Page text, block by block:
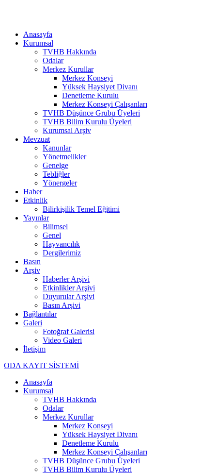
Anasayfa
Kurumsal
TVHB Hakkında
Odalar
Merkez Kurullar
Merkez Konseyi
Yüksek Haysiyet Divanı
Denetleme Kurulu
Merkez Konseyi Çalışanları
TVHB Düşünce Grubu Üyeleri
TVHB Bilim Kurulu Üyeleri
Kurumsal Arşiv
Mevzuat
Kanunlar
Yönetmelikler
Genelge
Tebliğler
Yönergeler
Haber
Etkinlik
Bilirkişilik Temel Eğitimi
Yayınlar
Bilimsel
Genel
Hayvancılık
Dergilerimiz
Basın
Arşiv
Haberler Arşivi
Etkinlikler Arşivi
Duyurular Arşivi
Basın Arşivi
Bağlantılar
Galeri
Fotoğraf Galerisi
Video Galeri
İletişim
ODA KAYIT SİSTEMİ
Anasayfa
Kurumsal
TVHB Hakkında
Odalar
Merkez Kurullar
Merkez Konseyi
Yüksek Haysiyet Divanı
Denetleme Kurulu
Merkez Konseyi Çalışanları
TVHB Düşünce Grubu Üyeleri
TVHB Bilim Kurulu Üyeleri